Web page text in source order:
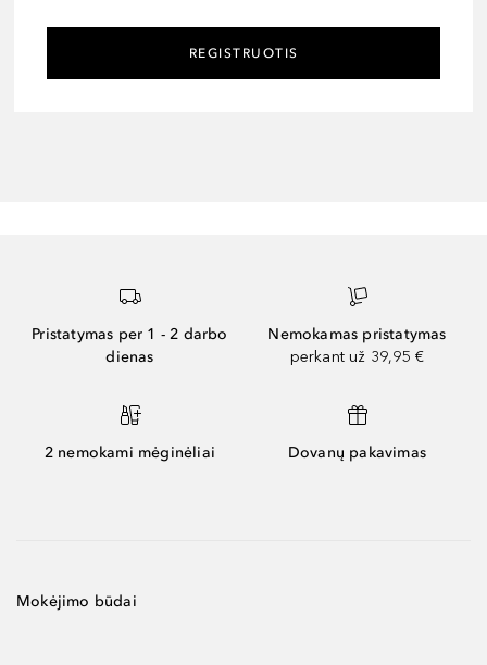
REGISTRUOTIS
Pristatymas per 1 - 2 darbo
dienas
Nemokamas pristatymas
perkant už 39,95 €
2 nemokami mėginėliai Dovanų pakavimas
Mokėjimo būdai